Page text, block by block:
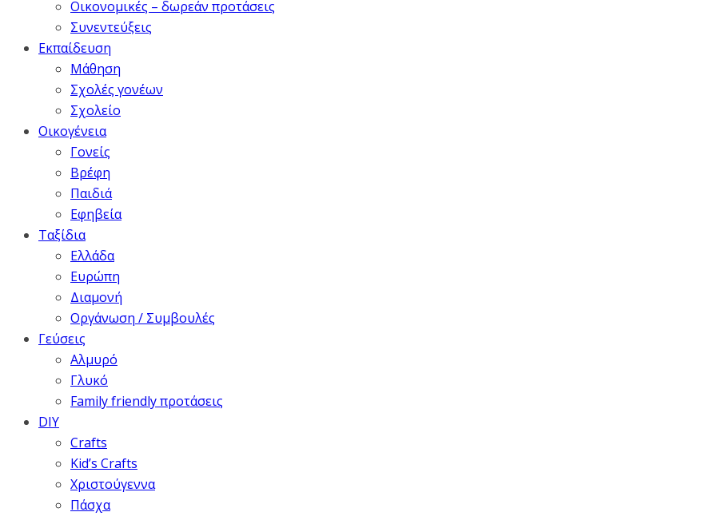
Οικονομικές – δωρεάν προτάσεις
Συνεντεύξεις
Εκπαίδευση
Μάθηση
Σχολές γονέων
Σχολείο
Οικογένεια
Γονείς
Βρέφη
Παιδιά
Εφηβεία
Ταξίδια
Ελλάδα
Ευρώπη
Διαμονή
Οργάνωση / Συμβουλές
Γεύσεις
Αλμυρό
Γλυκό
Family friendly προτάσεις
DIY
Crafts
Kid’s Crafts
Χριστούγεννα
Πάσχα